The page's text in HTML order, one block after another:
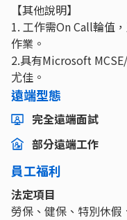
【其他說明】
1. 工作需On Call輪值
作業。
2.具有Microsoft
尤佳。
遠端型態
完全遠端面試
部分遠端工作
員工福利
法定項目
勞保、健保、特別休假